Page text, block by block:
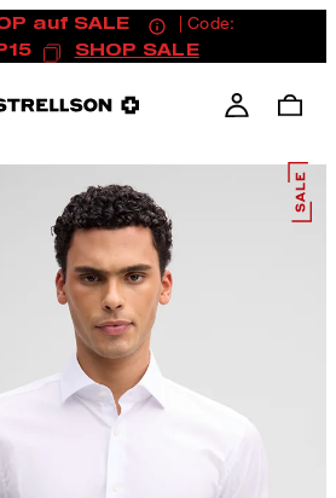
auf SALE
| Code:
SHOP SALE